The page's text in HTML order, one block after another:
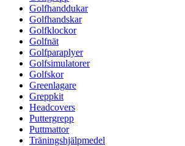
Golfhanddukar
Golfhandskar
Golfklockor
Golfnät
Golfparaplyer
Golfsimulatorer
Golfskor
Greenlagare
Greppkit
Headcovers
Puttergrepp
Puttmattor
Träningshjälpmedel